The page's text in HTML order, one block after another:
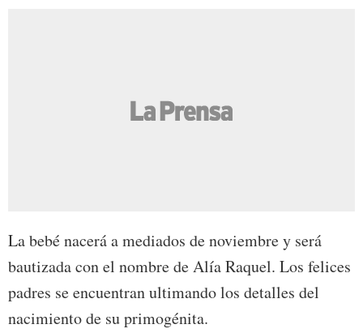
La bebé nacerá a mediados de noviembre y será
bautizada con el nombre de Alía Raquel. Los felices
padres se encuentran ultimando los detalles del
nacimiento de su primogénita.